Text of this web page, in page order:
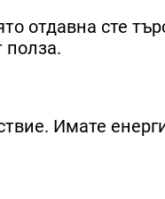
отдавна сте
полза.
Имате